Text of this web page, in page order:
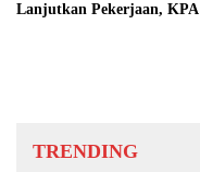
Lanjutkan Pekerjaan, KPA
TRENDING